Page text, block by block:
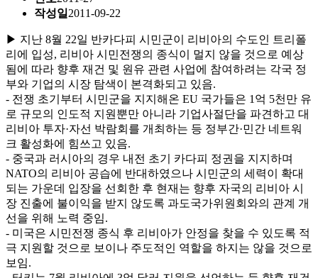
작성일 2011-09-22
▶ 지난 8월 22일 반카다피 시민군이 리비아의 수도인 트리폴
리에 입성, 리비아 시민전쟁의 종식이 멀지 않을 것으로 예상
됨에 따라 향후 재건 및 원유 관련 사업에 참여하려는 각국 정
부와 기업의 시장 탐색이 본격화되고 있음.
- 전쟁 초기부터 시민군을 지지해온 EU 국가들은 1억 5천만 유
로 규모의 인도적 지원뿐만 아니라 기업사절단을 파견하고 대
리비아 투자·자선 박람회를 개최하는 등 정부간·민간 네트워
크 활성화에 힘쓰고 있음.
- 중국과 러시아의 경우 내전 초기 카다피 정권을 지지하며
NATO의 리비아 공습에 반대하였으나 시민군의 세력이 확대
되는 가운데 입장을 선회한 후 현재는 향후 자국의 리비아 시
장 진출에 불이익을 받지 않도록 과도국가위원회와의 관계 개
선을 위해 노력 중임.
- 미국은 시민전쟁 종식 후 리비아가 안정을 찾을 수 있도록 적
극 지원할 것으로 보이나 주도적인 역할을 하지는 않을 것으로
보임.